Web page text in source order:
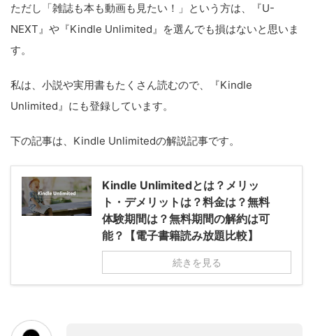
ただし「雑誌も本も動画も見たい！」という方は、『U-
NEXT』や『Kindle Unlimited』を選んでも損はないと思いま
す。
私は、小説や実用書もたくさん読むので、『Kindle
Unlimited』にも登録しています。
下の記事は、Kindle Unlimitedの解説記事です。
Kindle Unlimitedとは？メリッ
ト・デメリットは？料金は？無料
体験期間は？無料期間の解約は可
能？【電子書籍読み放題比較】
続きを見る